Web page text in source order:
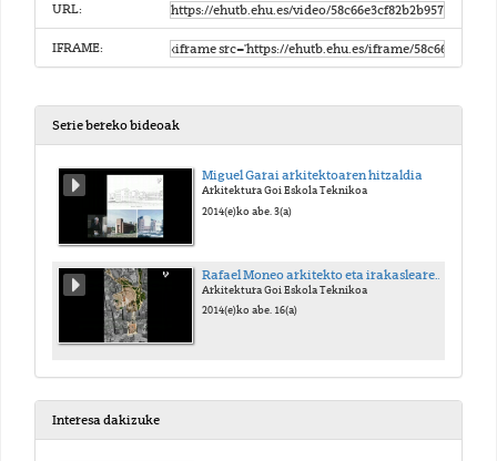
URL:
IFRAME:
Serie bereko bideoak
Miguel Garai arkitektoaren hitzaldia
Arkitektura Goi Eskola Teknikoa
2014(e)ko abe. 3(a)
Arkitektura Goi Eskola Teknikoa
2014(e)ko abe. 16(a)
Interesa dakizuke